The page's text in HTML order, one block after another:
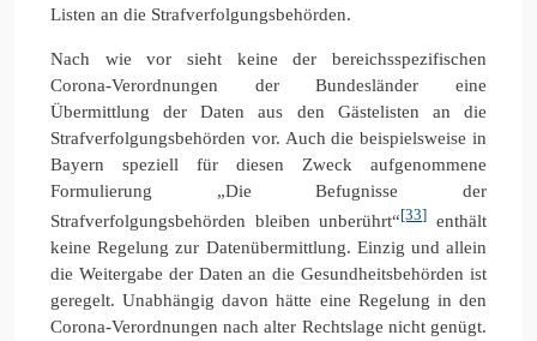
Listen an die Strafverfolgungsbehörden.
Nach wie vor sieht keine der bereichsspezifischen
Corona-Verordnungen der Bundesländer eine
Übermittlung der Daten aus den Gästelisten an die
Strafverfolgungsbehörden vor. Auch die beispielsweise in
Bayern speziell für diesen Zweck aufgenommene
Formulierung „Die Befugnisse der
Strafverfolgungsbehörden bleiben unberührt“[33] enthält
keine Regelung zur Datenübermittlung. Einzig und allein
die Weitergabe der Daten an die Gesundheitsbehörden ist
geregelt. Unabhängig davon hätte eine Regelung in den
Corona-Verordnungen nach alter Rechtslage nicht genügt.